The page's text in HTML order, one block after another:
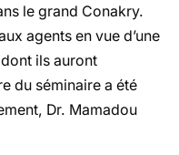
le grand Conakry.
agents en vue d’une
ils auront
du séminaire a été
Dr. Mamadou